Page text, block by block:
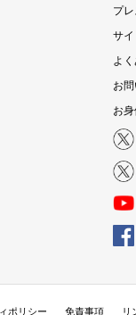
プ
サ
よ
お
お
ポリシー 免責事項 リ